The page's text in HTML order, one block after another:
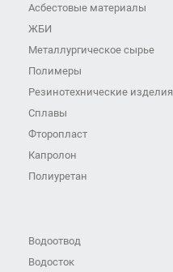
Асбестовые материалы
ЖБИ
Металлургическое сырье
Полимеры
Резинотехнические изделия
Сплавы
Фторопласт
Капролон
Полиуретан
Водоотвод
Водосток